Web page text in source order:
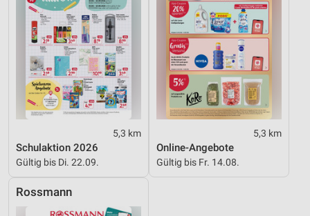
5,3 km
Schulaktion 2026
Gültig bis Di. 22.09.
5,3 km
Online-Angebote
Gültig bis Fr. 14.08.
Rossmann
Werbung